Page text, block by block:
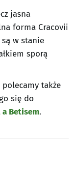
jasna
forma Cracovii
w stanie
sporą
także
się do
a Betisem.